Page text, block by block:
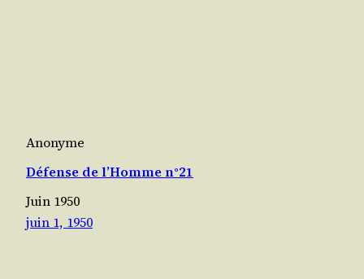
Anonyme
Défense de l’Homme n°21
Juin 1950
juin 1, 1950